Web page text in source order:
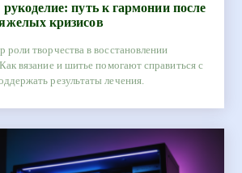
путь к гармонии после
кризисов
роли творчества в восстановлении
вязание и шитье помогают справиться с
результаты лечения.